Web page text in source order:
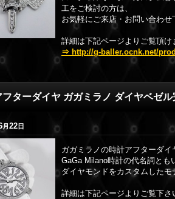
工をご検討の方は、
お気軽にご来店・お問い合わせ
詳細は下記ページよりご覧頂け
⇒ http://g-baller.ocnk.net/
フターダイヤ ガガミラノ ダイヤベゼル
月22日
ガガミラノの時計アフターダイ
GaGa Milano時計の代名詞とも
ダイヤモンドをカスタムしたモ
詳細は下記ページよりご覧下さ